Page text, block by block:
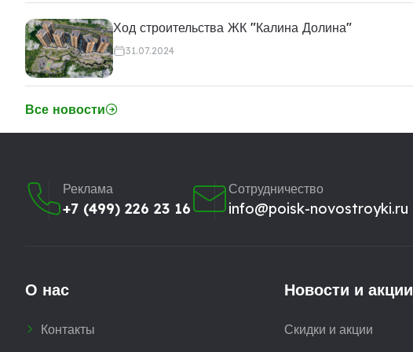
Ход строительства ЖК "Калина Долина"
31.07.2024
Все новости
Реклама
+7 (499) 226 23 16
Сотрудничество
info@poisk-novostroyki.ru
О нас
Контакты
Новости и акции
Скидки и акции